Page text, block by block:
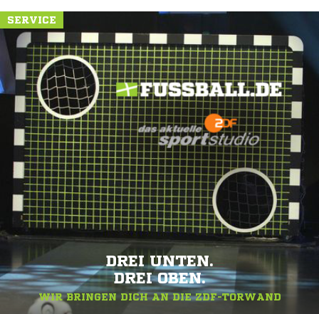
SERVICE
DREI UNTEN.
DREI OBEN.
WIR BRINGEN DICH AN DIE ZDF-TORWAND